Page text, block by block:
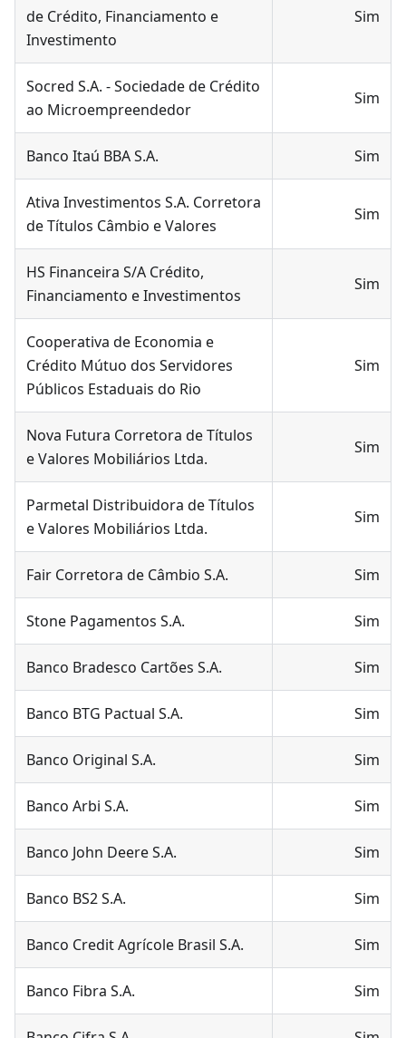
de Crédito, Financiamento e
Investimento
Sim
Socred S.A. - Sociedade de Crédito
ao Microempreendedor
Sim
Banco Itaú BBA S.A. Sim
Ativa Investimentos S.A. Corretora
de Títulos Câmbio e Valores
Sim
HS Financeira S/A Crédito,
Financiamento e Investimentos
Sim
Cooperativa de Economia e
Crédito Mútuo dos Servidores
Públicos Estaduais do Rio
Sim
Nova Futura Corretora de Títulos
e Valores Mobiliários Ltda.
Sim
Parmetal Distribuidora de Títulos
e Valores Mobiliários Ltda.
Sim
Fair Corretora de Câmbio S.A. Sim
Stone Pagamentos S.A. Sim
Banco Bradesco Cartões S.A. Sim
Banco BTG Pactual S.A. Sim
Banco Original S.A. Sim
Banco Arbi S.A. Sim
Banco John Deere S.A. Sim
Banco BS2 S.A. Sim
Banco Credit Agrícole Brasil S.A. Sim
Banco Fibra S.A. Sim